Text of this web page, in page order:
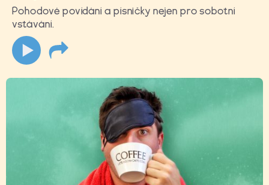
Pohodové povídání a písničky nejen pro sobotní
vstávání.